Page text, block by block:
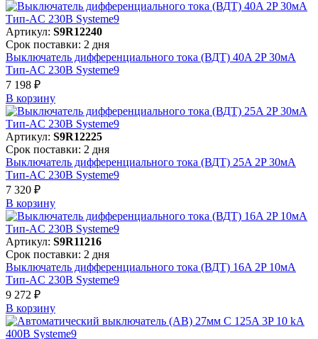
Артикул: S9R12240
Срок поставки: 2 дня
Выключатель дифференциального тока (ВДТ) 40A 2P 30мА
Тип-AC 230В Systeme9
7 198 ₽
В корзинy
Артикул: S9R12225
Срок поставки: 2 дня
Выключатель дифференциального тока (ВДТ) 25A 2P 30мА
Тип-AC 230В Systeme9
7 320 ₽
В корзинy
Артикул: S9R11216
Срок поставки: 2 дня
Выключатель дифференциального тока (ВДТ) 16A 2P 10мА
Тип-AC 230В Systeme9
9 272 ₽
В корзинy